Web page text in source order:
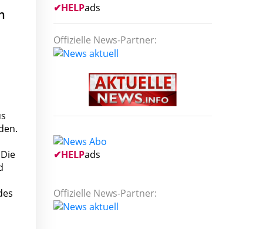
✔HELPads
Offizielle News-Partner:
✔HELPads
Offizielle News-Partner: